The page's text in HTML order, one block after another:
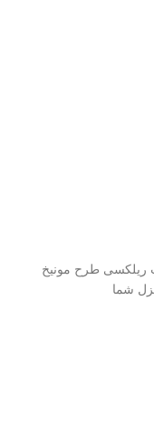
ریلکسی طرح مونیخ
شما